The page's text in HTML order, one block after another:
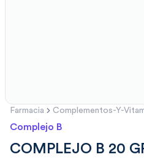
Farmacia Complementos-Y-
Complejo B
COMPLEJO B 20